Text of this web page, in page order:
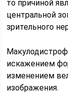
то причиной
центральной
зрительного
искажением
изменением
изображения.